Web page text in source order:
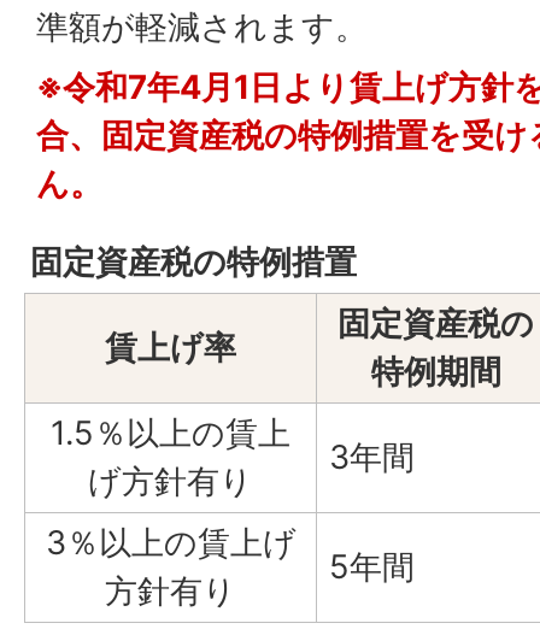
準額が軽減されます。
※令和7年4月1日より賃上げ方針
合、固定資産税の特例措置を受
ん。
固定資産税の特例措置
賃上げ率
固定資産税の
特例期間
1.5％以上の賃上
げ方針有り
3年間
3％以上の賃上げ
方針有り
5年間